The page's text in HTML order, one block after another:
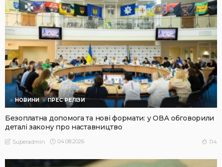
НОВИНИ ПРЕС РЕЛІЗИ
Безоплатна допомога та нові формати: у ОВА обговорили
деталі закону про наставництво
Superadmin 04.08.2026 114